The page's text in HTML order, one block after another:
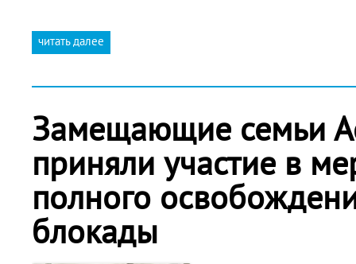
читать далее
Замещающие семьи
приняли участие в
полного
блокады